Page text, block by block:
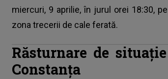
miercuri, 9 aprilie, în jurul orei 18:30,
zona trecerii de cale ferată.
Răsturnare de
Constanța